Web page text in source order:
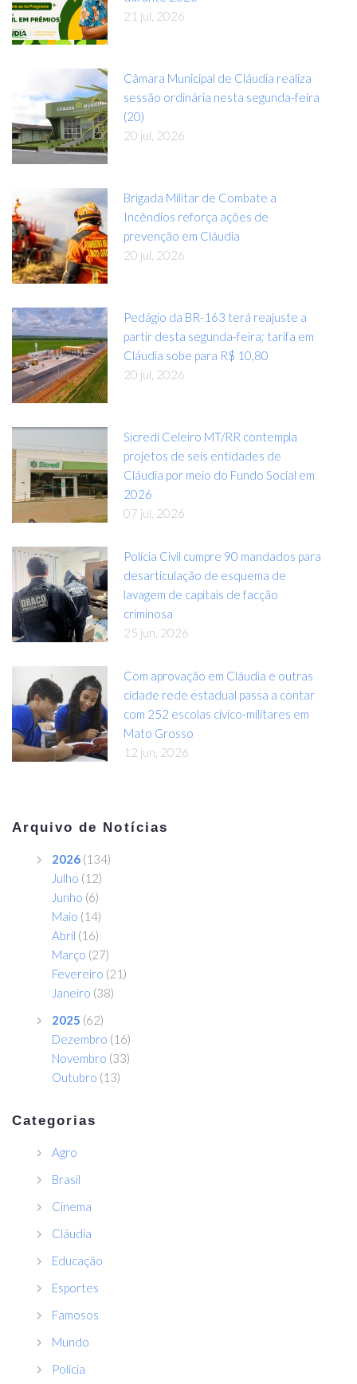
21 jul, 2026
Câmara Municipal de Cláudia realiza
sessão ordinária nesta segunda-feira
(20)
20 jul, 2026
Brigada Militar de Combate a
Incêndios reforça ações de
prevenção em Cláudia
20 jul, 2026
Pedágio da BR-163 terá reajuste a
partir desta segunda-feira; tarifa em
Cláudia sobe para R$ 10,80
20 jul, 2026
Sicredi Celeiro MT/RR contempla
projetos de seis entidades de
Cláudia por meio do Fundo Social em
2026
07 jul, 2026
Polícia Civil cumpre 90 mandados para
desarticulação de esquema de
lavagem de capitais de facção
criminosa
25 jun, 2026
Com aprovação em Cláudia e outras
cidade rede estadual passa a contar
com 252 escolas cívico-militares em
Mato Grosso
12 jun, 2026
Arquivo de Notícias
2026 (134)
Julho (12)
Junho (6)
Maio (14)
Abril (16)
Março (27)
Fevereiro (21)
Janeiro (38)
2025 (62)
Dezembro (16)
Novembro (33)
Outubro (13)
Categorias
Agro
Brasil
Cinema
Cláudia
Educação
Esportes
Famosos
Mundo
Polícia